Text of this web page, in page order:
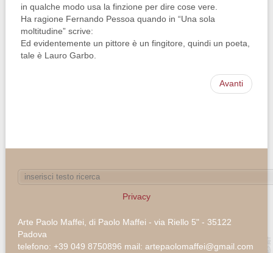
in qualche modo usa la finzione per dire cose vere.
Ha ragione Fernando Pessoa quando in “Una sola
moltitudine” scrive:
Ed evidentemente un pittore è un fingitore, quindi un poeta,
tale è Lauro Garbo.
Avanti
Privacy
Arte Paolo Maffei, di Paolo Maffei - via Riello 5" - 35122
Padova
telefono: +39 049 8750896 mail: artepaolomaffei@gmail.com